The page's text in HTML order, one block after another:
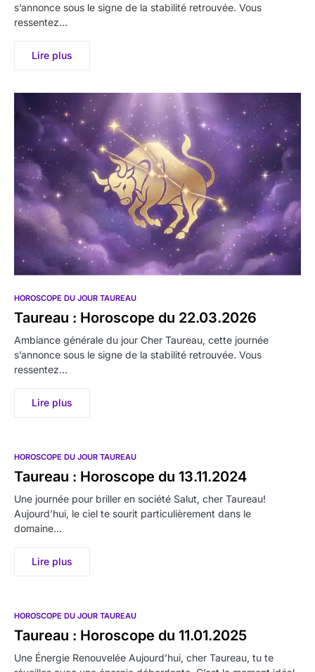
s’annonce sous le signe de la stabilité retrouvée. Vous
ressentez…
Lire plus
HOROSCOPE DU JOUR TAUREAU
Taureau : Horoscope du 22.03.2026
Ambiance générale du jour Cher Taureau, cette journée
s’annonce sous le signe de la stabilité retrouvée. Vous
ressentez…
Lire plus
HOROSCOPE DU JOUR TAUREAU
Taureau : Horoscope du 13.11.2024
Une journée pour briller en société Salut, cher Taureau!
Aujourd’hui, le ciel te sourit particulièrement dans le
domaine…
Lire plus
HOROSCOPE DU JOUR TAUREAU
Taureau : Horoscope du 11.01.2025
Une Énergie Renouvelée Aujourd’hui, cher Taureau, tu te